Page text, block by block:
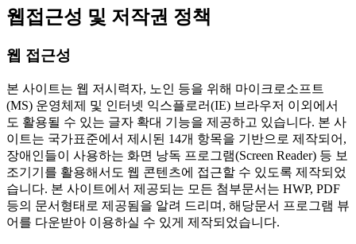
웹접근성 및 저작권 정책
웹 접근성
본 사이트는 웹 저시력자, 노인 등을 위해 마이크로소프트
(MS) 운영체제 및 인터넷 익스플로러(IE) 브라우저 이외에서
도 활용될 수 있는 글자 확대 기능을 제공하고 있습니다. 본 사
이트는 국가표준에서 제시된 14개 항목을 기반으로 제작되어,
장애인들이 사용하는 화면 낭독 프로그램(Screen Reader) 등 보
조기기를 활용해서도 웹 콘텐츠에 접근할 수 있도록 제작되었
습니다. 본 사이트에서 제공되는 모든 첨부문서는 HWP, PDF
등의 문서형태로 제공됨을 알려 드리며, 해당문서 프로그램 뷰
어를 다운받아 이용하실 수 있게 제작되었습니다.